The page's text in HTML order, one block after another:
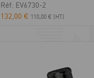
Réf: EV6730-2
132,00€ 110,00€ (HT)